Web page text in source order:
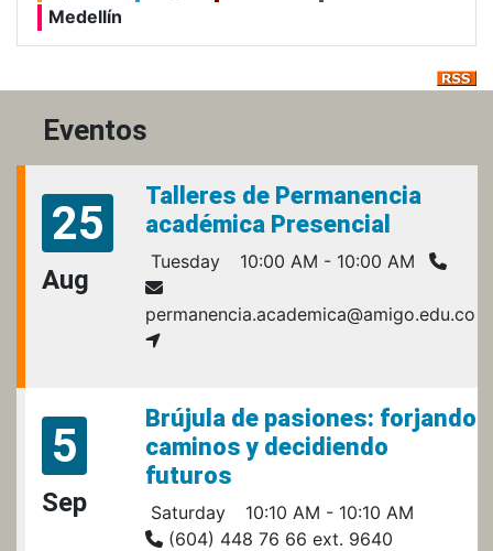
Medellín
Eventos
25
Aug
Talleres de Permanencia
académica Presencial
Tuesday 10:00 AM - 10:00 AM
permanencia.academica@amigo.edu.co
5
Sep
Brújula de pasiones: forjando
caminos y decidiendo
futuros
Saturday
10:10 AM - 10:10 AM
(604) 448 76 66 ext. 9640